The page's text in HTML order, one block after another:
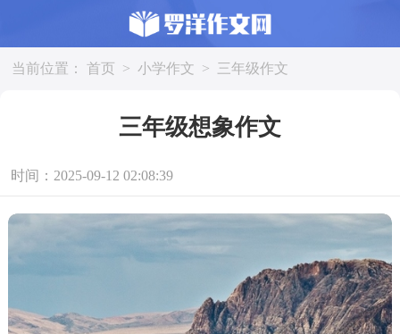
当前位置： 首页 > 小学作文 > 三年级作文
三年级想象作文
时间：2025-09-12 02:08:39